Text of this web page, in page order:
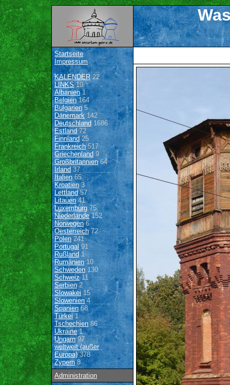
Startseite
Impressum
KALENDER22
LINKS10
Albanien1
Belgien164
Bulgarien 5
Dänemark142
Deutschland 1686
Estland 72
Finnland 25
Frankreich517
Griechenland9
Großbritannien64
Irland 37
Italien65
Kroatien3
Lettland57
Litauen41
Luxemburg 75
Niederlande152
Norwegen6
Oesterreich72
Polen 241
Portugal91
Rußland 1
Rumänien10
Schweden 130
Schweiz11
Serbien2
Slowakei15
Slowenien4
Spanien68
Türkei1
Tschechien 86
Ukraine1
Ungarn97
weltweit (außer
Europa)378
Zypern8
Administration